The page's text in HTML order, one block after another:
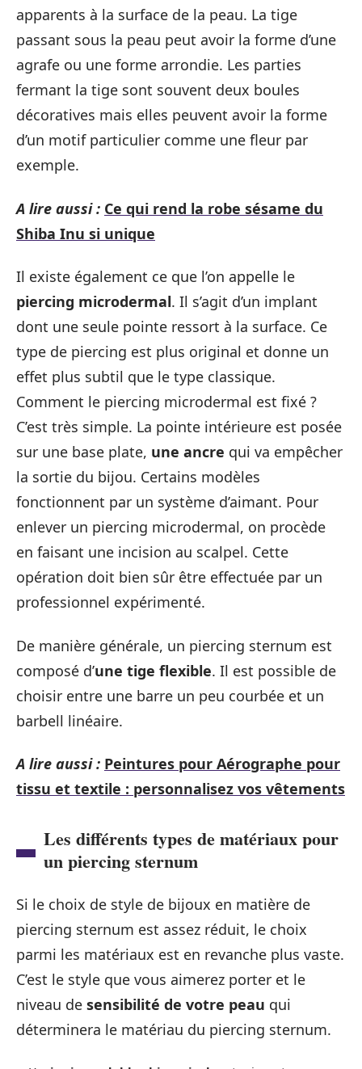
apparents à la surface de la peau. La tige
passant sous la peau peut avoir la forme d’une
agrafe ou une forme arrondie. Les parties
fermant la tige sont souvent deux boules
décoratives mais elles peuvent avoir la forme
d’un motif particulier comme une fleur par
exemple.
A lire aussi : Ce qui rend la robe sésame du
Shiba Inu si unique
Il existe également ce que l’on appelle le
piercing microdermal. Il s’agit d’un implant
dont une seule pointe ressort à la surface. Ce
type de piercing est plus original et donne un
effet plus subtil que le type classique.
Comment le piercing microdermal est fixé ?
C’est très simple. La pointe intérieure est posée
sur une base plate, une ancre qui va empêcher
la sortie du bijou. Certains modèles
fonctionnent par un système d’aimant. Pour
enlever un piercing microdermal, on procède
en faisant une incision au scalpel. Cette
opération doit bien sûr être effectuée par un
professionnel expérimenté.
De manière générale, un piercing sternum est
composé d’une tige flexible. Il est possible de
choisir entre une barre un peu courbée et un
barbell linéaire.
A lire aussi : Peintures pour Aérographe pour
tissu et textile : personnalisez vos vêtements
Les différents types de matériaux pour
un piercing sternum
Si le choix de style de bijoux en matière de
piercing sternum est assez réduit, le choix
parmi les matériaux est en revanche plus vaste.
C’est le style que vous aimerez porter et le
niveau de sensibilité de votre peau qui
déterminera le matériau du piercing sternum.